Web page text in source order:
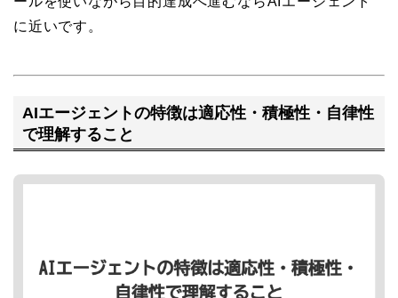
に近いです。
AIエージェントの特徴は適応性・積極性・自律性
で理解すること